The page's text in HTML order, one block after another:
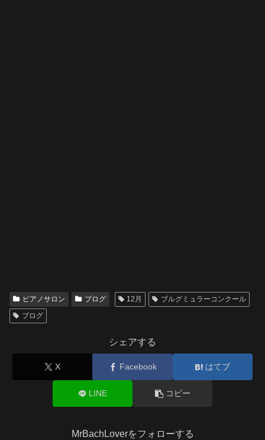
ピアノサロン ブログ 12月
ブルグミュラーコンクール
ブログ
シェアする
X Facebook はてブ
LINE コピー
MrBachLoverをフォローする